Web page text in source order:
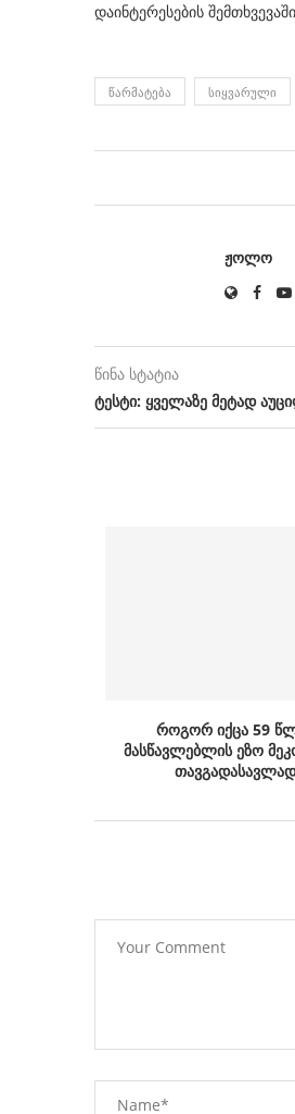
დაინტერესების
ᲬᲐᲠᲛᲐᲢᲔᲑᲐ ᲡᲘᲧᲕᲐᲠᲣᲚᲘ
ᲟᲝᲚᲝ
წინა სტატია
ტესტი: ყველაზე მეტად
როგორ იქცა 59
მასწავლებლის ეზო
თავგადასავლად